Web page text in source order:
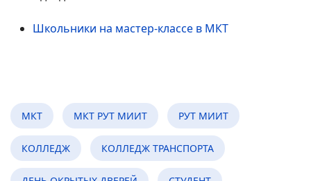
Школьники на мастер-классе в МКТ
МКТ МКТ РУТ МИИТ РУТ МИИТ
КОЛЛЕДЖ КОЛЛЕДЖ ТРАНСПОРТА